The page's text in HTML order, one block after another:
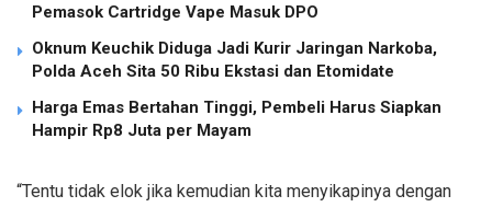
Pemasok Cartridge Vape Masuk DPO
Oknum Keuchik Diduga Jadi Kurir Jaringan Narkoba,
Polda Aceh Sita 50 Ribu Ekstasi dan Etomidate
Harga Emas Bertahan Tinggi, Pembeli Harus Siapkan
Hampir Rp8 Juta per Mayam
“Tentu tidak elok jika kemudian kita menyikapinya dengan